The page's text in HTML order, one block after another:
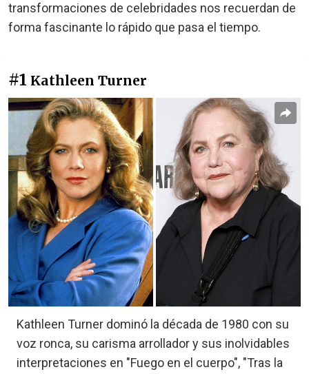
transformaciones de celebridades nos recuerdan de
forma fascinante lo rápido que pasa el tiempo.
#1 Kathleen Turner
Kathleen Turner dominó la década de 1980 con su
voz ronca, su carisma arrollador y sus inolvidables
interpretaciones en "Fuego en el cuerpo", "Tras la